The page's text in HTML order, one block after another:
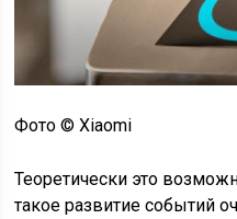
Фото © Xiaomi
Теоретически это
такое развитие событий